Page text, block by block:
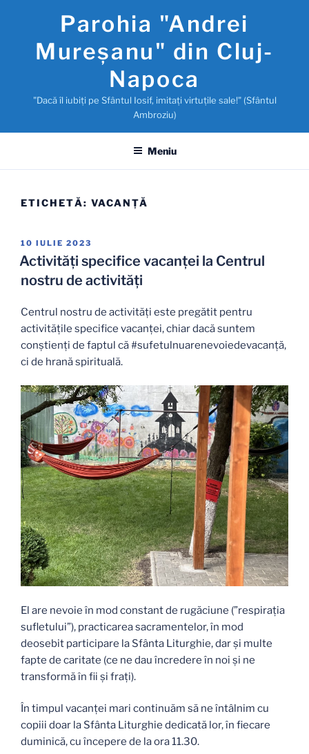
conținut
Parohia "Andrei
Mureşanu" din Cluj-
Napoca
"Dacă îl iubiţi pe Sfântul Iosif, imitaţi virtuţile sale!" (Sfântul
Ambroziu)
Meniu
ETICHETĂ: VACANŢĂ
PUBLICAT
PE
10 IULIE 2023
Activități specifice vacanței la Centrul
nostru de activități
Centrul nostru de activități este pregătit pentru
activitățile specifice vacanței, chiar dacă suntem
conștienți de faptul că #sufetulnuarenevoiedevacanță,
ci de hrană spirituală.
El are nevoie în mod constant de rugăciune (”respirația
sufletului”), practicarea sacramentelor, în mod
deosebit participare la Sfânta Liturghie, dar și multe
fapte de caritate (ce ne dau încredere în noi și ne
transformă în fii și frați).
În timpul vacanței mari continuăm să ne întâlnim cu
copiii doar la Sfânta Liturghie dedicată lor, în fiecare
duminică, cu începere de la ora 11.30.